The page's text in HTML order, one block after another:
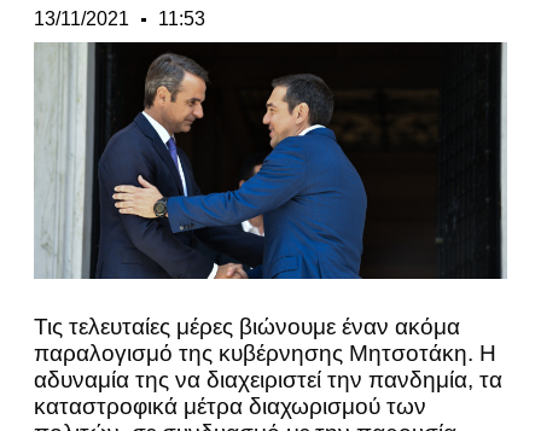
13/11/2021 11:53
Τις τελευταίες μέρες βιώνουμε έναν ακόμα
παραλογισμό της κυβέρνησης Μητσοτάκη. Η
αδυναμία της να διαχειριστεί την πανδημία, τα
καταστροφικά μέτρα διαχωρισμού των